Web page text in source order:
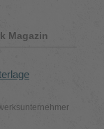
Magazin